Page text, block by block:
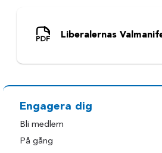
Liberalernas
Engagera dig
Bli medlem
På gång